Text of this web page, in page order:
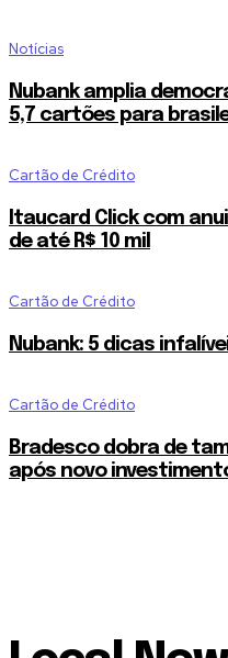
Notícias
Nubank amplia
5,7 cartões para
Cartão de Crédito
Itaucard Click com
de até R$ 10 mil
Cartão de Crédito
Nubank: 5 dicas
Cartão de Crédito
Bradesco dobra de
após novo